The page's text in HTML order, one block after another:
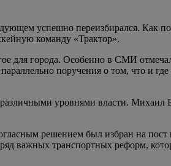
успешно переизбирался. Как
команду «Трактор».
для города. Особенно в СМИ
поручения о том, что и
уровнями власти. Михаил
решением был избран на пост
важных транспортных реформ,